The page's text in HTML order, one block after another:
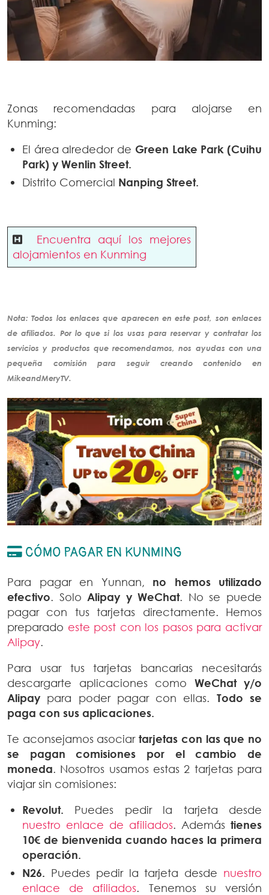
Zonas recomendadas para alojarse en
Kunming:
El área alrededor de Green Lake Park (Cuihu
Park) y Wenlin Street.
Distrito Comercial Nanping Street.
Encuentra aquí los mejores
alojamientos en Kunming
Nota: Todos los enlaces que aparecen en este post, son enlaces
deafiliados. Por lo que si los usas para reservar y contratar los
servicios y productos que recomendamos, nos ayudas con una
pequeña comisión para seguir creandocontenido en
MikeandMeryTV.
CÓMO PAGAR EN KUNMING
Para pagar en Yunnan, no hemos utilizado
efectivo. Solo Alipay y WeChat. No se puede
pagar con tus tarjetas directamente. Hemos
preparado este post con los pasos para activar
Alipay.
Para usar tus tarjetas bancarias necesitarás
descargarte aplicaciones como WeChat y/o
Alipay para poder pagar con ellas. Todo se
paga con sus aplicaciones.
Te aconsejamos asociartarjetas con las que no
se pagan comisiones por el cambio de
moneda. Nosotros usamos estas 2 tarjetas para
viajar sin comisiones:
Revolut. Puedes pedir la tarjeta desde
nuestro enlace de afiliados. Además tienes
10€ de bienvenida cuando haces la primera
operación.
N26. Puedes pedir la tarjeta desde nuestro
enlace de afiliados. Tenemos su versión